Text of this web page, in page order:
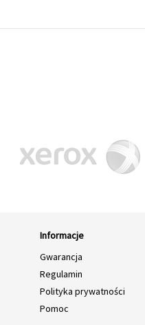
Informacje
Gwarancja
Regulamin
Polityka prywatności
Pomoc